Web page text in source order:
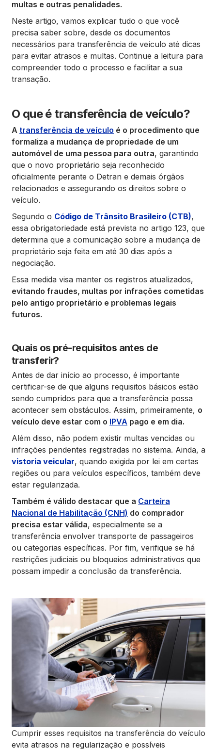
multas e outras penalidades.
Neste artigo, vamos explicar tudo o que você
precisa saber sobre, desde os documentos
necessários para transferência de veículo até dicas
para evitar atrasos e multas. Continue a leitura para
compreender todo o processo e facilitar a sua
transação.
O que é transferência de veículo?
A transferência de veículo é o procedimento que
formaliza a mudança de propriedade de um
automóvel de uma pessoa para outra, garantindo
que o novo proprietário seja reconhecido
oficialmente perante o Detran e demais órgãos
relacionados e assegurando os direitos sobre o
veículo.
Segundo o Código de Trânsito Brasileiro (CTB),
essa obrigatoriedade está prevista no artigo 123, que
determina que a comunicação sobre a mudança de
proprietário seja feita em até 30 dias após a
negociação.
Essa medida visa manter os registros atualizados,
evitando fraudes, multas por infrações cometidas
pelo antigo proprietário e problemas legais
futuros.
Quais os pré-requisitos antes de
transferir?
Antes de dar início ao processo, é importante
certificar-se de que alguns requisitos básicos estão
sendo cumpridos para que a transferência possa
acontecer sem obstáculos. Assim, primeiramente, o
veículo deve estar com o IPVA pago e em dia.
Além disso, não podem existir multas vencidas ou
infrações pendentes registradas no sistema. Ainda, a
vistoria veicular, quando exigida por lei em certas
regiões ou para veículos específicos, também deve
estar regularizada.
Também é válido destacar que a Carteira
Nacional de Habilitação (CNH) do comprador
precisa estar válida, especialmente se a
transferência envolver transporte de passageiros
ou categorias específicas. Por fim, verifique se há
restrições judiciais ou bloqueios administrativos que
possam impedir a conclusão da transferência.
Cumprir esses requisitos na transferência do veículo
evita atrasos na regularização e possíveis